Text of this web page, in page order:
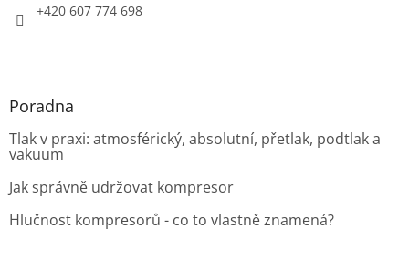
+420 607 774 698
Poradna
Tlak v praxi: atmosférický, absolutní, přetlak, podtlak a
vakuum
Jak správně udržovat kompresor
Hlučnost kompresorů - co to vlastně znamená?